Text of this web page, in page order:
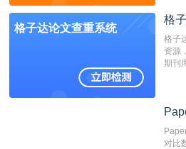
编辑
测时
表文
格子达论文查重系统
格
格子
资源
期刊
系统
对比